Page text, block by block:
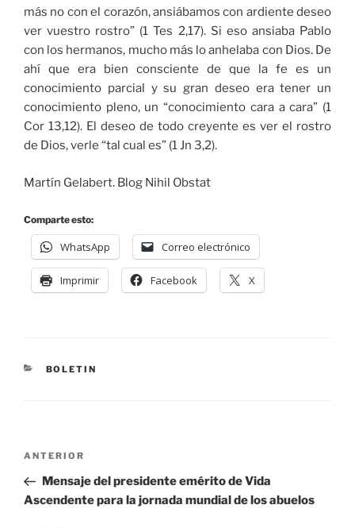
más no con el corazón, ansiábamos con ardiente deseo
ver vuestro rostro” (1 Tes 2,17). Si eso ansiaba Pablo
con los hermanos, mucho más lo anhelaba con Dios. De
ahí que era bien consciente de que la fe es un
conocimiento parcial y su gran deseo era tener un
conocimiento pleno, un “conocimiento cara a cara” (1
Cor 13,12). El deseo de todo creyente es ver el rostro
de Dios, verle “tal cual es” (1 Jn 3,2).
Martín Gelabert. Blog Nihil Obstat
Comparte esto:
WhatsApp Correo electrónico
Imprimir Facebook X
BOLETIN
ANTERIOR
Mensaje del presidente emérito de Vida
Ascendente para la jornada mundial de los abuelos